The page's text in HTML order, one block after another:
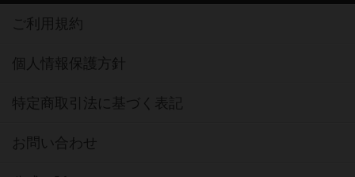
ご利用規約
個人情報保護方針
特定商取引法に基づく表記
お問い合わせ